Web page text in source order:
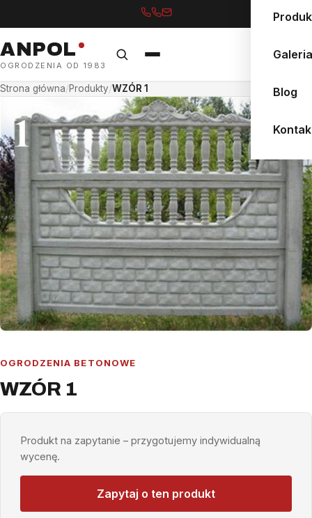
ANPOL
OGRODZENIA OD 1983
Galeria
Blog
Strona główna/Produkty/WZÓR 1
OGRODZENIA BETONOWE
WZÓR 1
Produkt na zapytanie – przygotujemy indywidualną
wycenę.
Zapytaj o ten produkt